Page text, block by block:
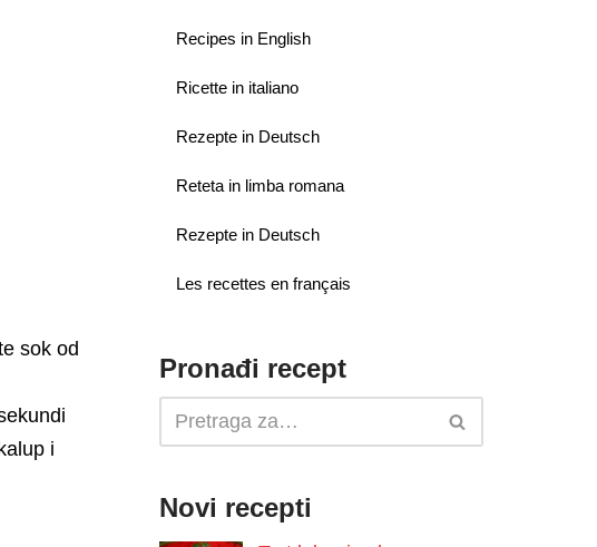
sok od
i
Recipes in English
Ricette in italiano
Rezepte in Deutsch
Reteta in limba romana
Rezepte in Deutsch
Les recettes en français
Pronađi recept
Novi recepti